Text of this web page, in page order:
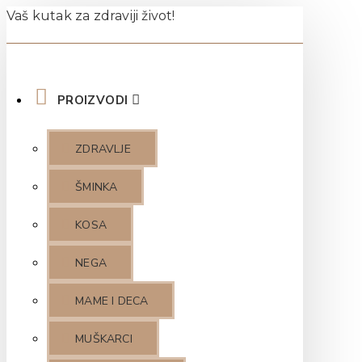
Vaš kutak za zdraviji život!
PROIZVODI
ZDRAVLJE
ŠMINKA
KOSA
NEGA
MAME I DECA
MUŠKARCI